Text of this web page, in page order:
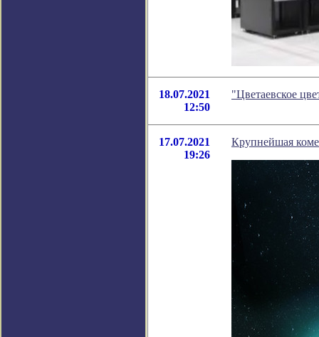
18.07.2021
12:50
"Цветаевское
17.07.2021
19:26
Крупнейшая